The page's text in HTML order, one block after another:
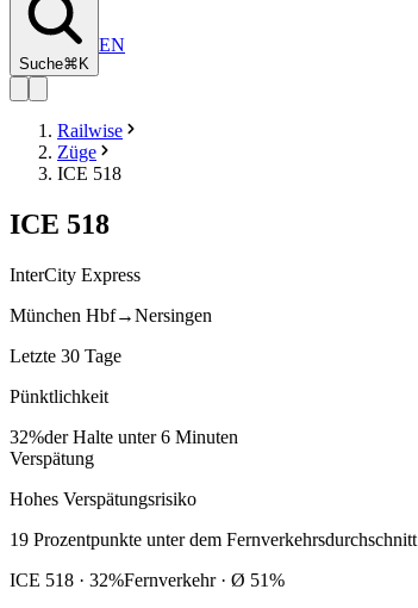
Suche⌘K
EN
Railwise
Züge
ICE 518
ICE 518
InterCity Express
München Hbf→Nersingen
Letzte 30 Tage
Pünktlichkeit
32%der Halte unter 6 Minuten
Verspätung
Hohes Verspätungsrisiko
19 Prozentpunkte unter dem Fernverkehrsdurchschnitt
ICE 518 · 32%Fernverkehr · Ø 51%